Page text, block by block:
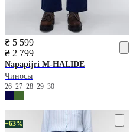
₴ 5 599
₴ 2 799
Napapijri M-HALIDE
Чиносы
26 27 28 29 30
−63%